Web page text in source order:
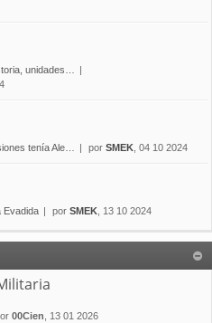
unidades…
tenía Ale… por SMEK , 04 10 2024
Evadida por SMEK , 13 10 2024
00Cien , 13 01 2026